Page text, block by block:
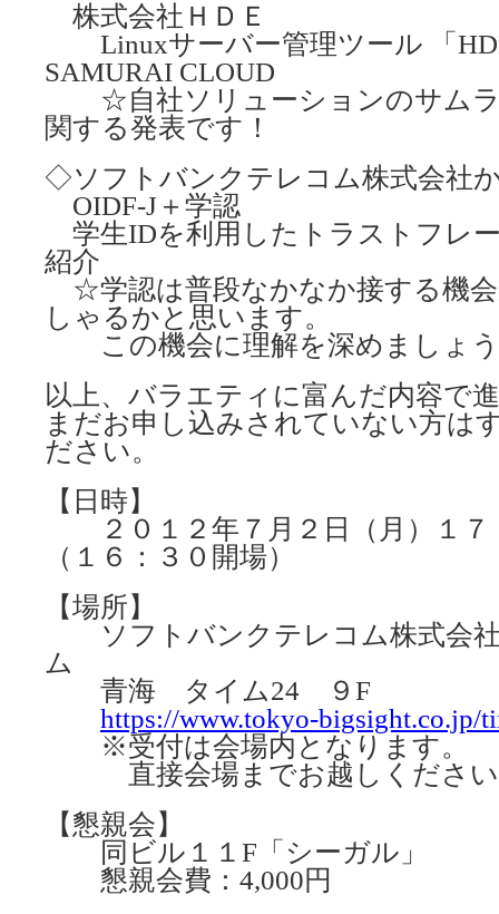
株式会社ＨＤＥ
Linuxサーバー管理ツール 「
SAMURAI CLOUD
☆自社ソリューションのサムラ
関する発表です！
◇ソフトバンクテレコム株式会社
OIDF-J＋学認
学生IDを利用したトラストフレ
紹介
☆学認は普段なかなか接する機
しゃるかと思います。
この機会に理解を深めましょ
以上、バラエティに富んだ内容で
まだお申し込みされていない方は
ださい。
【日時】
２０１２年７月２日（月）１７
（１６：３０開場）
【場所】
ソフトバンクテレコム株式会
ム
青海 タイム24 ９F
https://www.tokyo-bigsight.co.jp/
※受付は会場内となります。
直接会場までお越しくださ
【懇親会】
同ビル１１F「シーガル」
懇親会費：4,000円